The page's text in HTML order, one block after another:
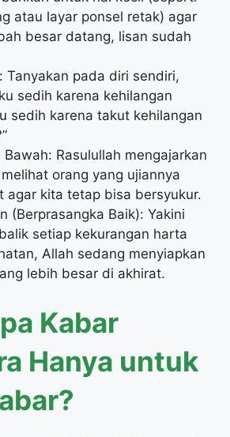
atau layar ponsel retak) agar
besar datang, lisan sudah
Tanyakan pada diri sendiri,
sedih karena kehilangan
sedih karena takut kehilangan
Bawah: Rasulullah mengajarkan
orang yang ujiannya
agar kita tetap bisa bersyukur.
(Berprasangka Baik): Yakini
setiap kekurangan harta
Allah sedang menyiapkan
lebih besar di akhirat.
Kabar
Hanya untuk